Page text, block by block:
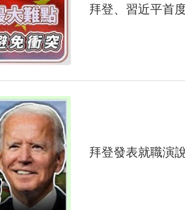
拜登、習近平首
拜登發表就職演